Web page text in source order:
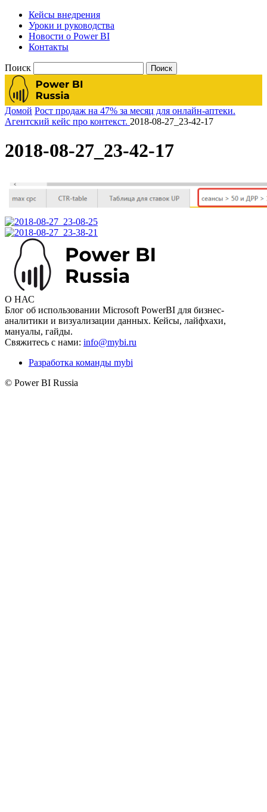
Кейсы внедрения
Уроки и руководства
Новости о Power BI
Контакты
Поиск
Домой Рост продаж на 47% за месяц для онлайн-аптеки.
Агентский кейс про контекст. 2018-08-27_23-42-17
2018-08-27_23-42-17
О НАС
Блог об использовании Microsoft PowerBI для бизнес-
аналитики и визуализации данных. Кейсы, лайфхахи,
мануалы, гайды.
Свяжитесь с нами: info@mybi.ru
Разработка команды mybi
© Power BI Russia